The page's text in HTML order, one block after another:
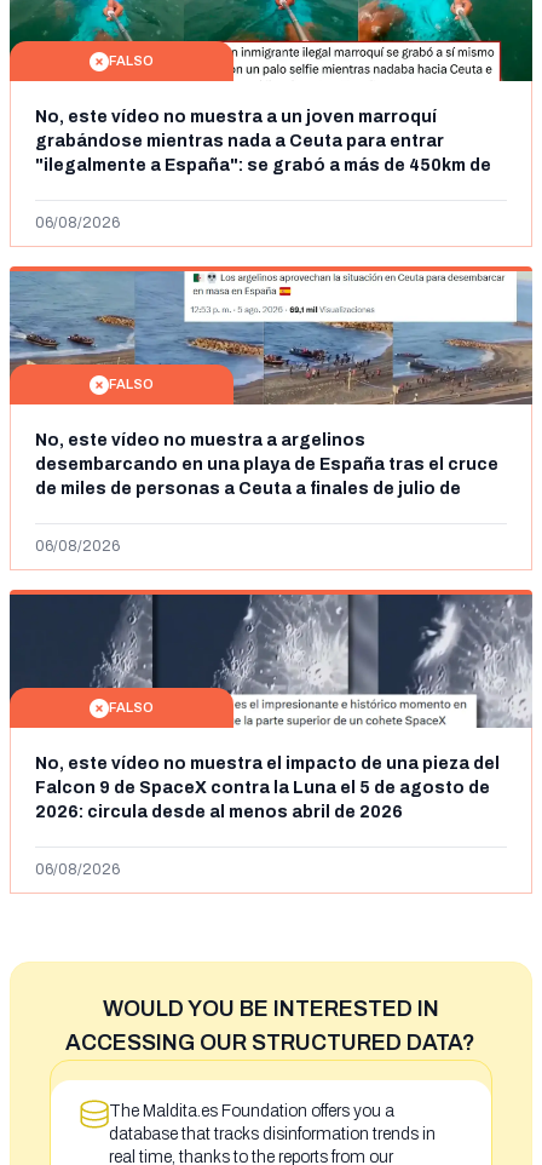
FALSO
No, este vídeo no muestra a un joven marroquí
grabándose mientras nada a Ceuta para entrar
"ilegalmente a España": se grabó a más de 450km de
06/08/2026
FALSO
No, este vídeo no muestra a argelinos
desembarcando en una playa de España tras el cruce
de miles de personas a Ceuta a finales de julio de
06/08/2026
FALSO
No, este vídeo no muestra el impacto de una pieza del
Falcon 9 de SpaceX contra la Luna el 5 de agosto de
2026: circula desde al menos abril de 2026
06/08/2026
WOULD YOU BE INTERESTED IN
ACCESSING OUR STRUCTURED DATA?
The Maldita.es Foundation offers you a
database that tracks disinformation trends in
real time, thanks to the reports from our